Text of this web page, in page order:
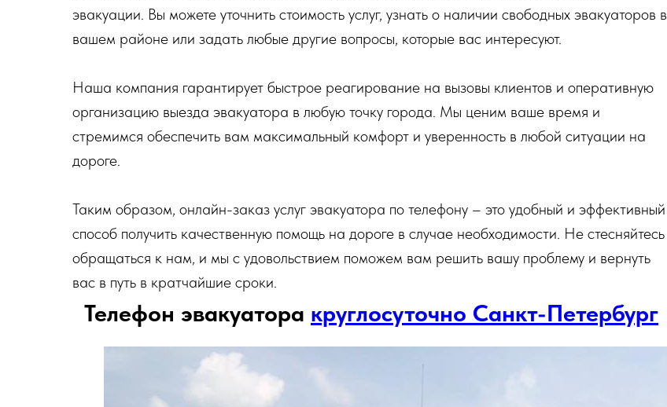
эвакуации. Вы можете уточнить стоимость услуг, узнать о наличии свободных эвакуаторов в
вашем районе или задать любые другие вопросы, которые вас интересуют.
Наша компания гарантирует быстрое реагирование на вызовы клиентов и оперативную
организацию выезда эвакуатора в любую точку города. Мы ценим ваше время и
стремимся обеспечить вам максимальный комфорт и уверенность в любой ситуации на
дороге.
Таким образом, онлайн-заказ услуг эвакуатора по телефону – это удобный и эффективный
способ получить качественную помощь на дороге в случае необходимости. Не стесняйтесь
обращаться к нам, и мы с удовольствием поможем вам решить вашу проблему и вернуть
вас в путь в кратчайшие сроки.
Телефон эвакуатора круглосуточно Санкт-Петербург